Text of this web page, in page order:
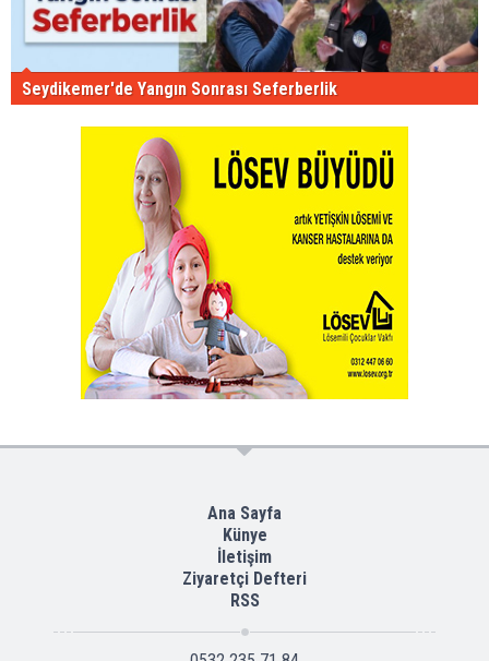
Seydikemer'de Yangın Sonrası Seferberlik
Ana Sayfa
Künye
İletişim
Ziyaretçi Defteri
RSS